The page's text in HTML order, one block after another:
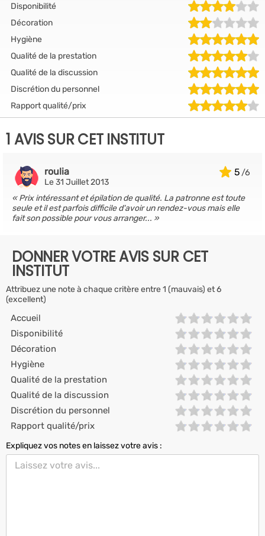
Disponibilité
Décoration
Hygiène
Qualité de la prestation
Qualité de la discussion
Discrétion du personnel
Rapport qualité/prix
1 AVIS SUR CET INSTITUT
5
roulia
Le 31 Juillet 2013
Prix intéressant et épilation de qualité. La patronne est toute
seule et il est parfois difficile d'avoir un rendez-vous mais elle
fait son possible pour vous arranger...
DONNER VOTRE AVIS SUR CET
INSTITUT
Attribuez une note à chaque critère entre 1 (mauvais) et 6
(excellent)
Accueil
Disponibilité
Décoration
Hygiène
Qualité de la prestation
Qualité de la discussion
Discrétion du personnel
Rapport qualité/prix
Expliquez vos notes en laissez votre avis :